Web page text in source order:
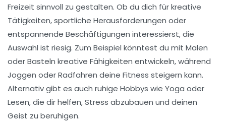
Freizeit sinnvoll zu gestalten. Ob du dich für kreative
Tätigkeiten, sportliche Herausforderungen oder
entspannende Beschäftigungen interessierst, die
Auswahl ist riesig. Zum Beispiel könntest du mit Malen
oderBasteln kreative Fähigkeiten entwickeln, während
Joggen oder Radfahren deine Fitness steigern kann.
Alternativ gibt es auch ruhige Hobbys wie Yoga oder
Lesen, die dir helfen, Stress abzubauen und deinen
Geist zu beruhigen.